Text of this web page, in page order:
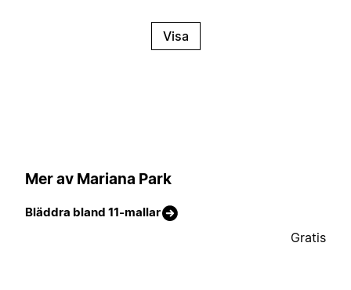
Visa
Mer av Mariana Park
Bläddra bland 11-mallar
Gratis